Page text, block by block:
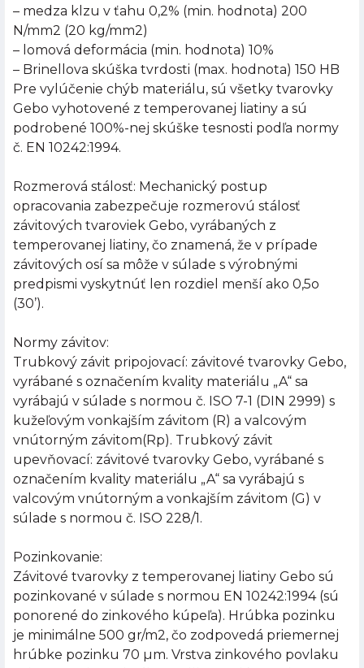
– medza klzu v ťahu 0,2% (min. hodnota) 200
N/mm2 (20 kg/mm2)
– lomová deformácia (min. hodnota) 10%
– Brinellova skúška tvrdosti (max. hodnota) 150 HB
Pre vylúčenie chýb materiálu, sú všetky tvarovky
Gebo vyhotovené z temperovanej liatiny a sú
podrobené 100%-nej skúške tesnosti podľa normy
č. EN 10242:1994.
Rozmerová stálosť: Mechanický postup
opracovania zabezpečuje rozmerovú stálosť
závitových tvaroviek Gebo, vyrábaných z
temperovanej liatiny, čo znamená, že v prípade
závitových osí sa môže v súlade s výrobnými
predpismi vyskytnúť len rozdiel menší ako 0,5o
(30’).
Normy závitov:
Trubkový závit pripojovací: závitové tvarovky Gebo,
vyrábané s označením kvality materiálu „A“ sa
vyrábajú v súlade s normou č. ISO 7-1 (DIN 2999) s
kužeľovým vonkajším závitom (R) a valcovým
vnútorným závitom(Rp). Trubkový závit
upevňovací: závitové tvarovky Gebo, vyrábané s
označením kvality materiálu „A“ sa vyrábajú s
valcovým vnútorným a vonkajším závitom (G) v
súlade s normou č. ISO 228/1.
Pozinkovanie:
Závitové tvarovky z temperovanej liatiny Gebo sú
pozinkované v súlade s normou EN 10242:1994 (sú
ponorené do zinkového kúpeľa). Hrúbka pozinku
je minimálne 500 gr/m2, čo zodpovedá priemernej
hrúbke pozinku 70 µm. Vrstva zinkového povlaku